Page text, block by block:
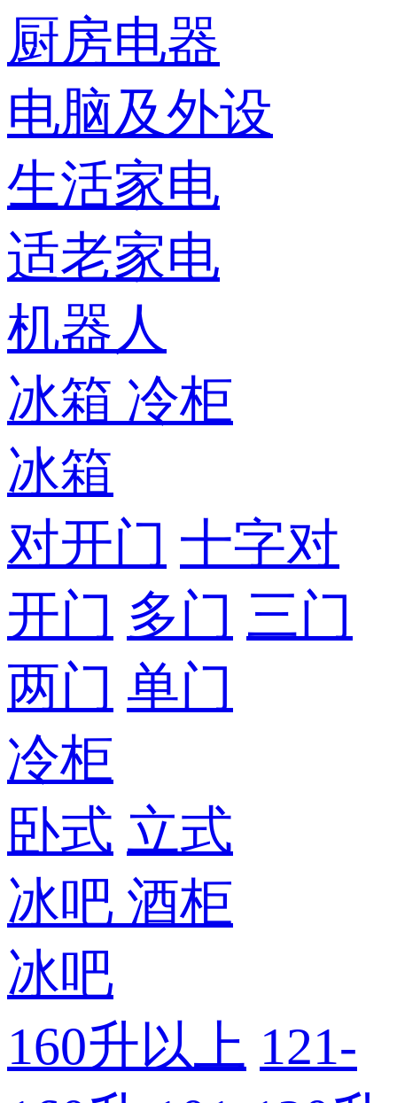
厨房电器
电脑及外设
生活家电
适老家电
机器人
冰箱 冷柜
冰箱
对开门 十字对
开门 多门 三门
两门 单门
冷柜
卧式 立式
冰吧 酒柜
冰吧
160升以上 121-